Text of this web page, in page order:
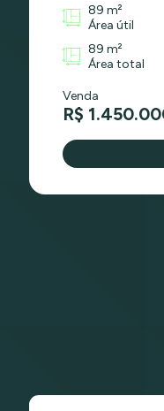
89 m²
Área útil
89 m²
Área total
Venda
R$